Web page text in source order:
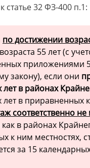
статье 32 ФЗ-400 п.1:
по достижении
55 лет (с
приложениями
закону), если они
лет в районах
лет в приравненных
соответственно
в районах
к ним местностях,
за 15